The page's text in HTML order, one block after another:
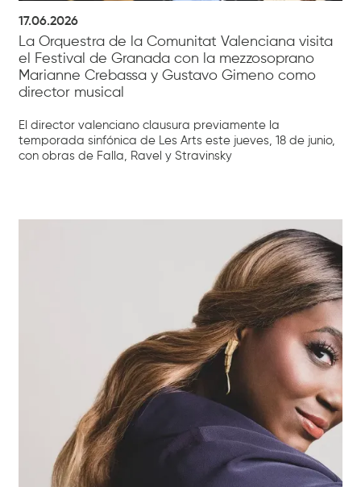
17.06.2026
La Orquestra de la Comunitat Valenciana visita
el Festival de Granada con la mezzosoprano
Marianne Crebassa y Gustavo Gimeno como
director musical
El director valenciano clausura previamente la
temporada sinfónica de Les Arts este jueves, 18 de junio,
con obras de Falla, Ravel y Stravinsky